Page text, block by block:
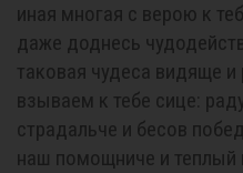
иная многая с верою к
даже доднесь
таковая чудеса видяще
взываем к тебе сице:
страдальче и бесов
наш помощниче и теплый